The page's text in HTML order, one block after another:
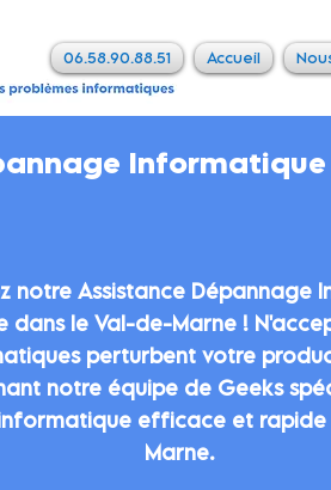
06.58.90.88.51 Accueil
Informatique
notre Assistance Dépannage
dans le Val-de-Marne !
perturbent votre
notre équipe de Geeks
efficace et rapide
Marne.